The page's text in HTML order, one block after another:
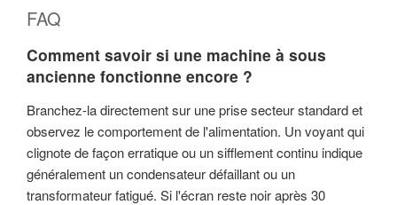
FAQ
Comment savoir si une machine à sous
ancienne fonctionne encore ?
Branchez-la directement sur une prise secteur standard et
observez le comportement de l'alimentation. Un voyant qui
clignote de façon erratique ou un sifflement continu indique
généralement un condensateur défaillant ou un
transformateur fatigué. Si l'écran reste noir après 30